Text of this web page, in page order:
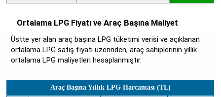
Ortalama LPG Fiyatı ve Araç Başına Maliyet
Üstte yer alan araç başına LPG tüketimi verisi ve açıklanan
ortalama LPG satış fiyatı üzerinden, araç sahiplerinin yıllık
ortalama LPG maliyetleri hesaplanmıştır.
Araç Başına Yıllık LPG Harcaması (TL)